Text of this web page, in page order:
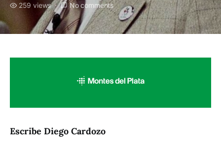
259 views No comments
Escribe Diego Cardozo